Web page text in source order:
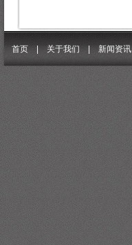
首页 |关于我们 |新闻资讯